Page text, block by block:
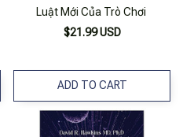
Luật Mới Của Trò Chơi
$21.99 USD
ADD TO CART